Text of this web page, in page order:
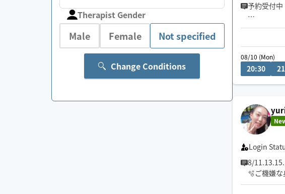
Therapist Gender
Male Female Not specified
Change Conditions
予約受付
車移動が主
の情報をい
08/10 (Mon)
20:30
Login
8/
🫧ご機嫌
もみほぐ